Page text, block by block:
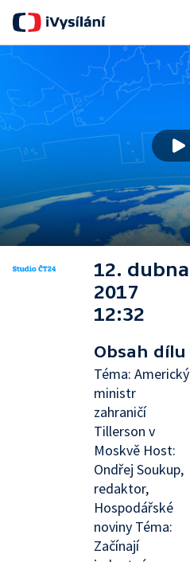
12. dubna
2017
12:32
Obsah dílu
Téma: Americký
ministr
zahraničí
Tillerson v
Moskvě Host:
Ondřej Soukup,
redaktor,
Hospodářské
noviny Téma:
Začínají